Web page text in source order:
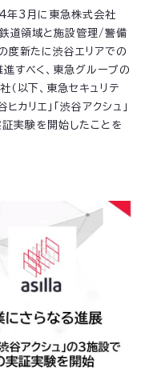
年3月に東急株式会社
鉄道領域と施設管理/警備
度新たに渋谷エリアでの
すべく、東急グループの
以下、東急セキュリテ
ヒカリエ」「渋谷アクシュ」
実験を開始したことを